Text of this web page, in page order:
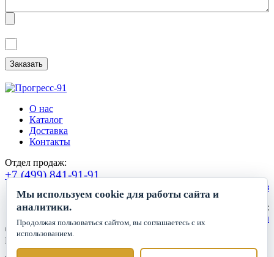
О нас
Каталог
Доставка
Контакты
Отдел продаж:
+7 (499) 841-91-91
Сделать заказ
Круглосуточный прием заявок:
zakaz1@progress91.ru
©2019-2026. ООО «ГК Прогресс»
Все права защищены.
Мы используем cookie для работы сайта и
аналитики.
Продолжая пользоваться сайтом, вы соглашаетесь с их
использованием.